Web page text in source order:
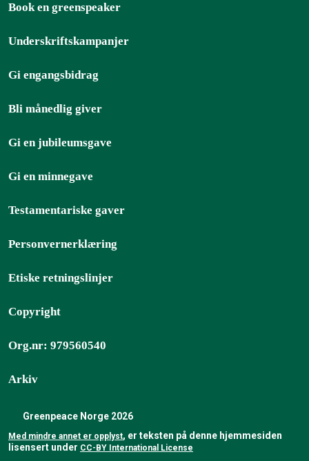
Book en greenspeaker
Underskriftskampanjer
Gi engangsbidrag
Bli månedlig giver
Gi en jubileumsgave
Gi en minnegave
Testamentariske gaver
Personvernerklæring
Etiske retningslinjer
Copyright
Org.nr: 979560540
Arkiv
Greenpeace Norge 2026
Med mindre annet er opplyst, er teksten på denne hjemmesiden
lisensert under CC-BY International License